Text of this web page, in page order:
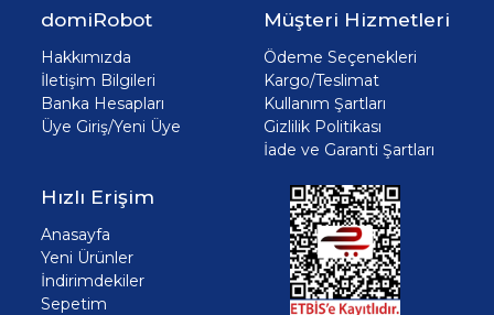
domiRobot
Hakkımızda
İletişim Bilgileri
Banka Hesapları
Üye Giriş/Yeni Üye
Müşteri Hizmetleri
Ödeme Seçenekleri
Kargo/Teslimat
Kullanım Şartları
Gizlilik Politikası
İade ve Garanti Şartları
Hızlı Erişim
Anasayfa
Yeni Ürünler
İndirimdekiler
Sepetim